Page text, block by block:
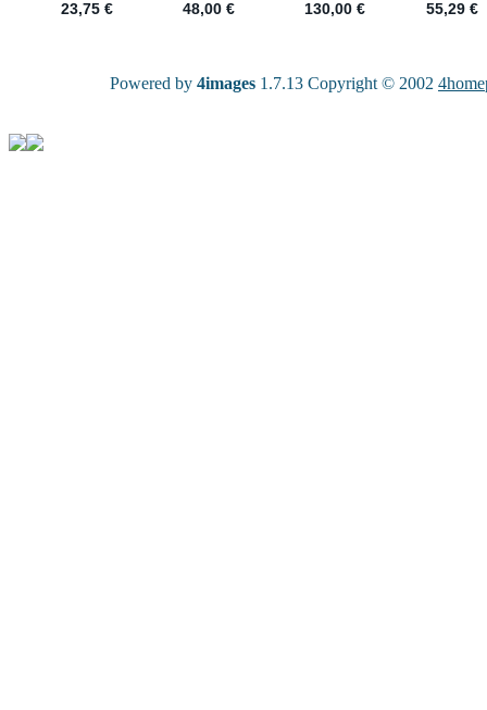
Powered by 4images 1.7.13 Copyright © 2002